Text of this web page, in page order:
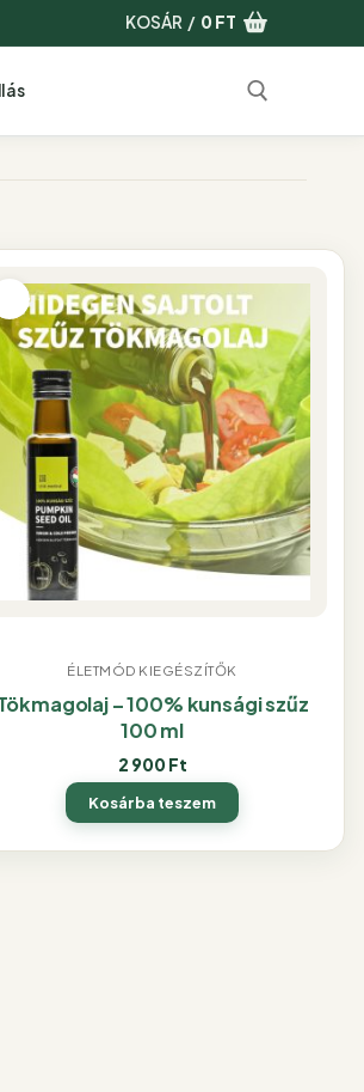
KOSÁR / 0 FT
ÉLETMÓD KIEGÉSZÍTŐK
– 100% kunsági szűz
100 ml
2 900 Ft
Kosárba teszem